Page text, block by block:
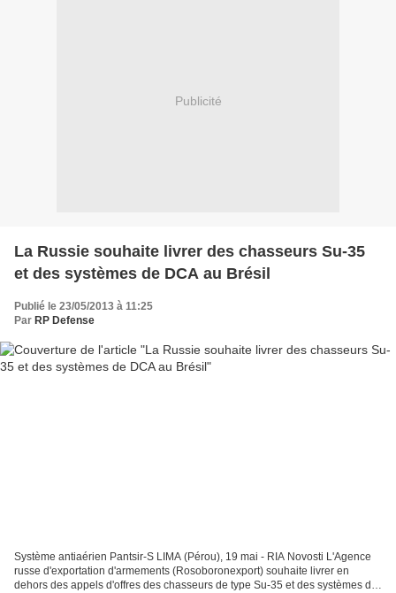
Publicité
La Russie souhaite livrer des chasseurs Su-35
et des systèmes de DCA au Brésil
Publié le 23/05/2013 à 11:25
Par RP Defense
Système antiaérien Pantsir-S LIMA (Pérou), 19 mai - RIA Novosti L'Agence
russe d'exportation d'armements (Rosoboronexport) souhaite livrer en
dehors des appels d'offres des chasseurs de type Su-35 et des systèmes de